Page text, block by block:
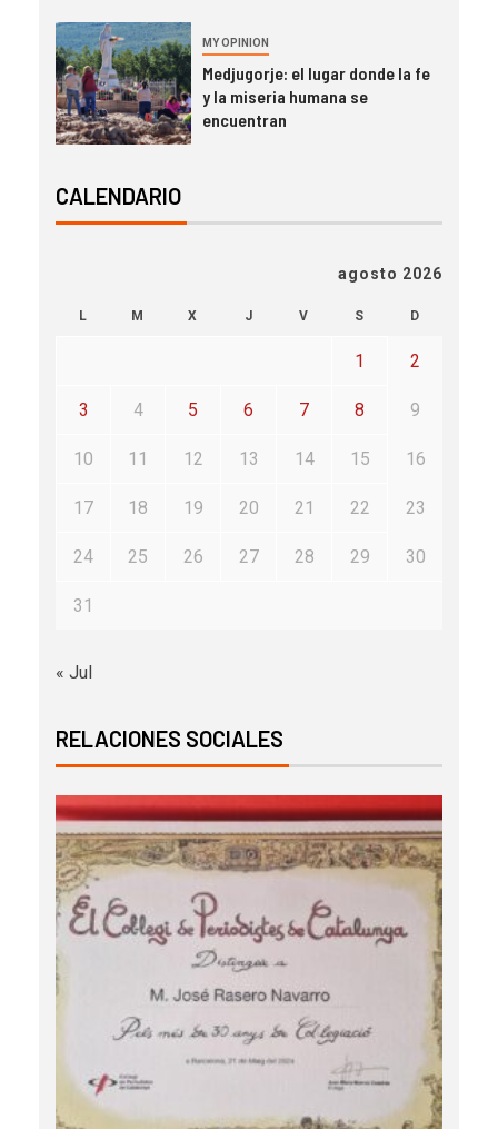
MY OPINION
Medjugorje: el lugar donde la fe
y la miseria humana se
encuentran
CALENDARIO
agosto 2026
L M X J V S D
1 2
3 4 5 6 7 8 9
10 11 12 13 14 15 16
17 18 19 20 21 22 23
24 25 26 27 28 29 30
31
« Jul
RELACIONES SOCIALES